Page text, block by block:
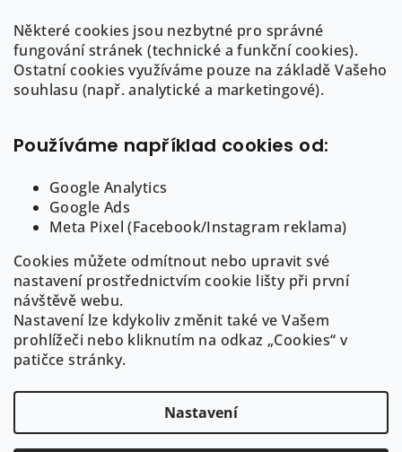
Některé cookies jsou nezbytné pro správné
fungování stránek (technické a funkční cookies).
Ostatní cookies využíváme pouze na základě Vašeho
souhlasu (např. analytické a marketingové).
Používáme například cookies od:
Google Analytics
Google Ads
Meta Pixel (Facebook/Instagram reklama)
Cookies můžete odmítnout nebo upravit své
nastavení prostřednictvím cookie lišty při první
návštěvě webu.
Nastavení lze kdykoliv změnit také ve Vašem
prohlížeči nebo kliknutím na odkaz „Cookies“ v
patičce stránky.
Nastavení
d
a
c
í
r
v
p
i
s
u
p
a
Kontakt
info@auree.cz
722 21 21 92
Informace pro Vás
O AUREE
Obchodní podmínky
Puncovní značení a ryzost šperků
GDPR
Cookies